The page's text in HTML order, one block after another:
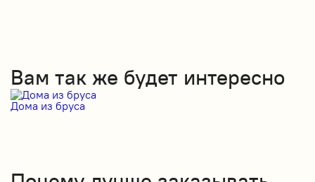
Вам так же будет интересно
Дома из бруса